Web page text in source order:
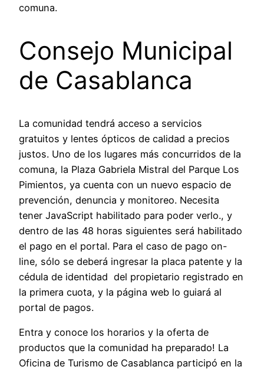
comuna.
Consejo Municipal
de Casablanca
La comunidad tendrá acceso a servicios
gratuitos y lentes ópticos de calidad a precios
justos. Uno de los lugares más concurridos de la
comuna, la Plaza Gabriela Mistral del Parque Los
Pimientos, ya cuenta con un nuevo espacio de
prevención, denuncia y monitoreo. Necesita
tener JavaScript habilitado para poder verlo., y
dentro de las 48 horas siguientes será habilitado
el pago en el portal. Para el caso de pago on-
line, sólo se deberá ingresar la placa patente y la
cédula de identidad del propietario registrado en
la primera cuota, y la página web lo guiará al
portal de pagos.
Entra y conoce los horarios y la oferta de
productos que la comunidad ha preparado! La
Oficina de Turismo de Casablanca participó en la